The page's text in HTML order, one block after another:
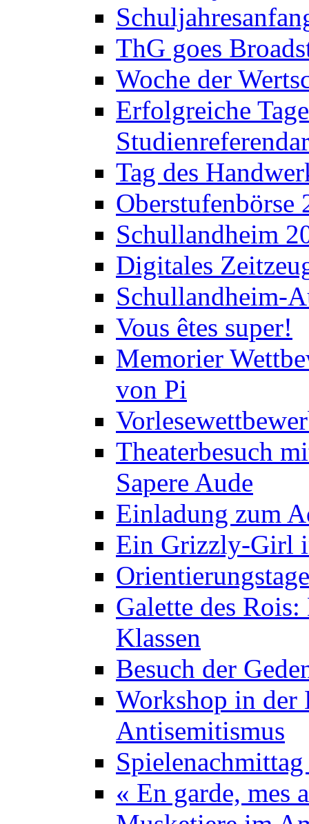
ThG goes
Woche der
Erfolgreiche
Tag des
Oberstufenbörse
Schullandheim
Digitales
Schullandheim-
Vous êtes super!
Memorier
von Pi
Theaterbesuch
Sapere Aude
Einladung zum
Ein Grizzly-Girl
Galette des
Klassen
Besuch der
Workshop in der
Antisemitismus
« En garde, mes